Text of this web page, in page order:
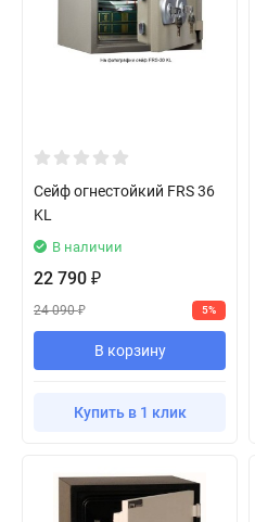
Сейф огнестойкий FRS 36
KL
В наличии
22 790 ₽
24 090₽ 5%
В корзину
Купить в 1 клик